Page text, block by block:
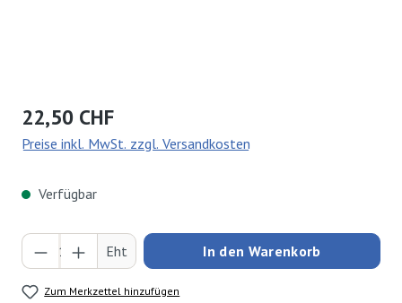
Regulärer Preis:
22,50 CHF
Preise inkl. MwSt. zzgl. Versandkosten
Verfügbar
Produkt Anzahl: Gib den gewünschten Wert
Eht In den Warenkorb
Zum Merkzettel hinzufügen